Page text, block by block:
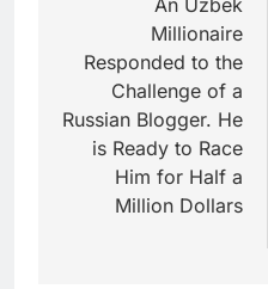
записям
Millionaire
Responded to the
Challenge of a
Russian Blogger. He
is Ready to Race
Him for Half a
Million Dollars